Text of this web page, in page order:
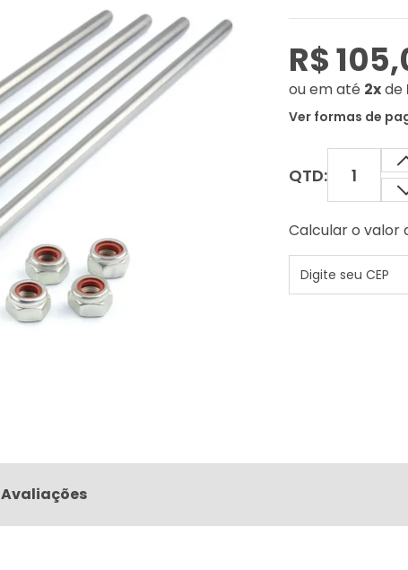
R$
ouem até 2xde
Ver formas de
QTD:
Calcular o valor
Avaliações